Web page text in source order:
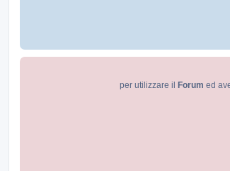
per utilizzare il
Forum ed